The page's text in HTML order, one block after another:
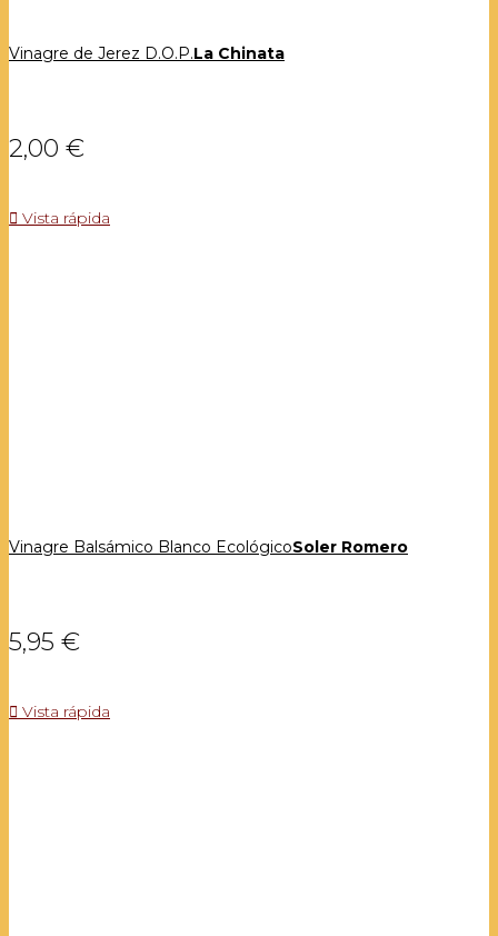
Vinagre de Jerez D.O.P.La Chinata
2,00 €
 Vista rápida
Vinagre Balsámico Blanco EcológicoSoler Romero
5,95 €
 Vista rápida